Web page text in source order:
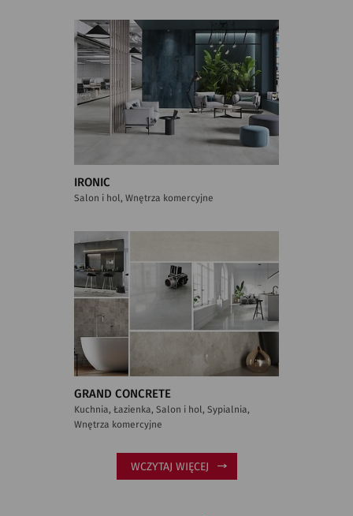
IRONIC
Salon i hol, Wnętrza komercyjne
GRAND CONCRETE
Kuchnia, Łazienka, Salon i hol, Sypialnia,
Wnętrza komercyjne
WCZYTAJ WIĘCEJ